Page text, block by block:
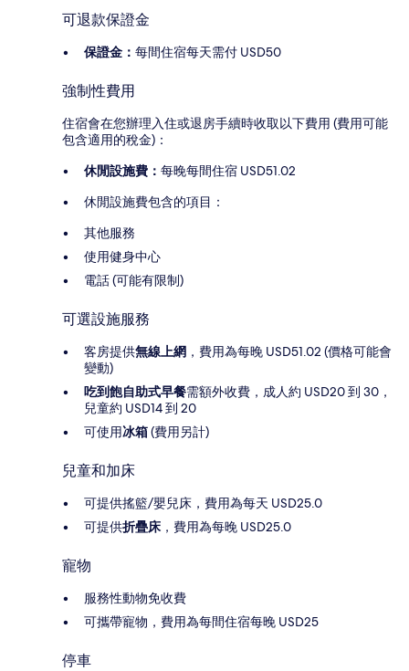
可退款保證金
保證金： 每間住宿每天需付 USD50
強制性費用
住宿會在您辦理入住或退房手續時收取以下費用 (費用可能
包含適用的稅金)：
休閒設施費： 每晚每間住宿 USD51.02
休閒設施費包含的項目：
其他服務
使用健身中心
電話 (可能有限制)
可選設施服務
客房提供無線上網 ，費用為每晚 USD51.02 (價格可能會
變動)
吃到飽自助式早餐需額外收費，成人約 USD20 到 30，
兒童約 USD14 到 20
可使用冰箱(費用另計)
兒童和加床
可提供搖籃/嬰兒床，費用為每天 USD25.0
可提供折疊床 ，費用為每晚 USD25.0
寵物
服務性動物免收費
可攜帶寵物，費用為每間住宿每晚 USD25
停車